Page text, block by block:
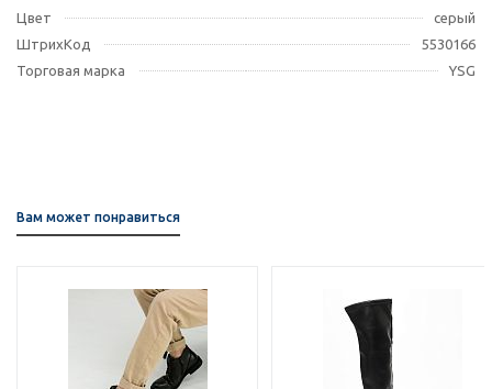
Цвет
серый
ШтрихКод
5530166
Торговая марка
YSG
Вам может понравиться